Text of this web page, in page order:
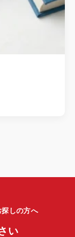
しの方へ
い